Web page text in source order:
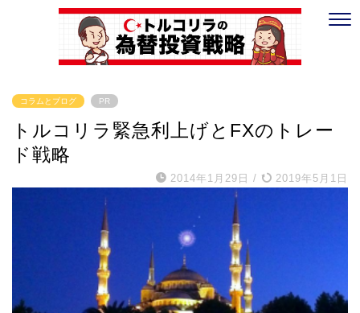
コラムとブログ PR
トルコリラ緊急利上げとFXのトレー
ド戦略
2014年1月29日 / 2019年5月1日